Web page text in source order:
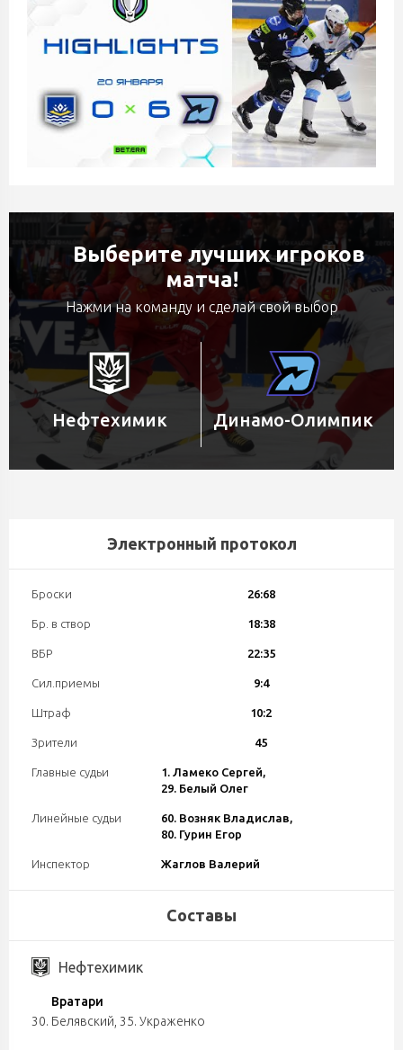
Выберите лучших игроков
матча!
Нажми на команду и сделай свой выбор
Нефтехимик Динамо-Олимпик
Электронный протокол
Броски 26:68
Бр. в створ 18:38
ВБР 22:35
Сил.приемы 9:4
Штраф 10:2
Зрители 45
Главные судьи
1. Ламеко Сергей,
29. Белый Олег
Линейные судьи
60. Возняк Владислав,
80. Гурин Егор
Инспектор Жаглов Валерий
Составы
Нефтехимик
Вратари
30. Белявский 35. Украженко